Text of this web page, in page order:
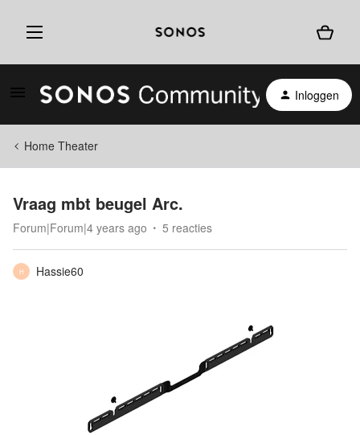
Inloggen
Home Theater
Vraag mbt beugel Arc.
Forum|Forum|4 years ago 5 reacties
H Hassie60